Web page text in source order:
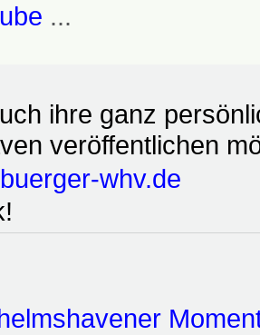
...
ihre ganz
veröffentlichen
whv.de